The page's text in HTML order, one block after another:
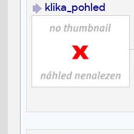
klika_pohled